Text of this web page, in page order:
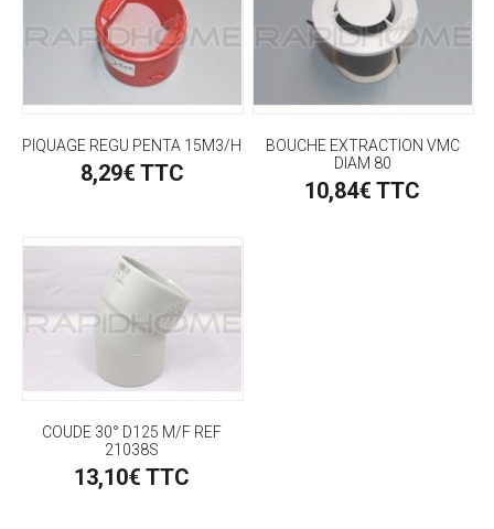
PIQUAGE REGU PENTA 15M3/H
8,29€ TTC
BOUCHE EXTRACTION VMC
DIAM 80
10,84€ TTC
COUDE 30° D125 M/F REF
21038S
13,10€ TTC